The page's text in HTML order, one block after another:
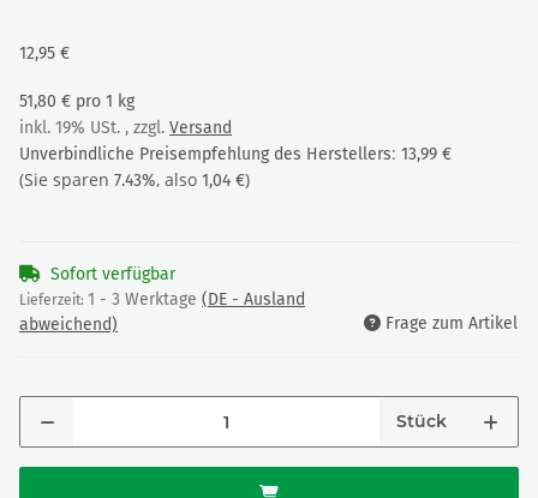
12,95 €
51,80 € pro 1 kg
inkl. 19% USt. , zzgl. Versand
Unverbindliche Preisempfehlung des Herstellers: 13,99 €
(Sie sparen 7.43%, also 1,04 €)
Sofort verfügbar
Lieferzeit: 1 - 3 Werktage (DE - Ausland
abweichend)
Frage zum Artikel
Stück